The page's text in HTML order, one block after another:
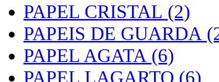
PAPEL CRISTAL (2)
PAPEIS DE GUARDA
PAPEL AGATA (6)
PAPEL LAGARTO (6)